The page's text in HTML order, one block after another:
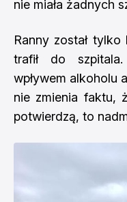
nie miała żadnych
Ranny został tylko
trafił do
wpływem alkoholu
nie zmienia faktu,
potwierdzą, to